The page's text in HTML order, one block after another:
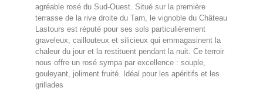
agréable rosé du Sud-Ouest. Situé sur la première
terrasse de la rive droite du Tarn, le vignoble du Château
Lastours est réputé pour ses sols particulièrement
graveleux, caillouteux et silicieux qui emmagasinent la
chaleur du jour et la restituent pendant la nuit. Ce terroir
nous offre un rosé sympa par excellence : souple,
gouleyant, joliment fruité. Idéal pour les apéritifs et les
grillades